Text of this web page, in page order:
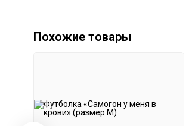
Похожие товары